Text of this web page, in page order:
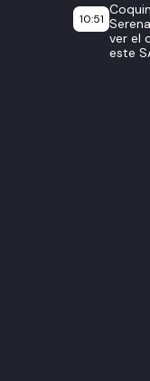
10:51
ver el
este